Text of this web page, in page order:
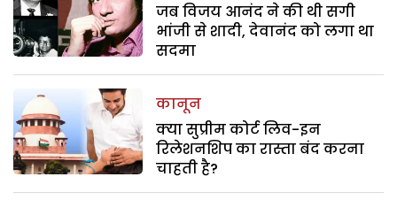
जब विजय आनंद ने की थी सगी
भांजी से शादी, देवानंद को लगा था
सदमा
कानून
क्या सुप्रीम कोर्ट लिव-इन
रिलेशनशिप का रास्ता बंद करना
चाहती है?